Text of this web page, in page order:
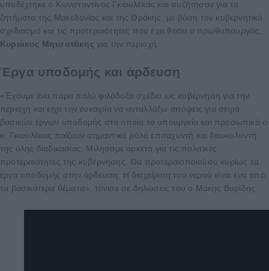
υποδέχτηκε ο Κωνσταντίνος Γκιουλέκας και συζήτησαν για τα
ζητήματα της Μακεδονίας και της Θράκης, με βάση τον κυβερνητικό
σχεδιασμό και τις προτεραιότητες που έχει θέσει ο πρωθυπουργός,
Κυριάκος Μητσοτάκης για την περιοχή.
Έργα υποδομής και άρδευση
«Έχουμε ένα πάρα πολύ φιλόδοξο σχέδιο ως κυβέρνηση για την
περιοχή και είχα την ευκαιρία να ανταλλάξω απόψεις για σειρά
βασικών έργων υποδομής στα οποία το υπουργείο και προσωπικά ο
κ. Γκιουλέκας παίζουν σημαντικό ρόλο επιταχυντή και διευκολυντή
της όλης διαδικασίας. Μιλήσαμε αρκετά για τις πολιτικές
προτεραιότητες της κυβέρνησης. Θα προτεραιοποιούσα κυρίως τα
έργα υποδομής στην άρδευση. Η διαχείριση του νερού είναι ένα από
τα βασικότερα θέματα», τόνισε σε δηλώσεις του ο Μάκης Βορίδης.